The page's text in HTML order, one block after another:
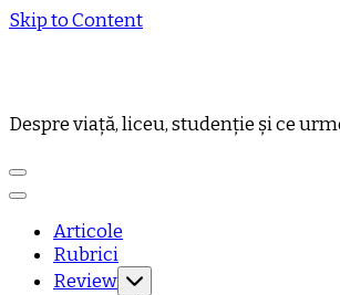
Skip to Content
Despre viață, liceu, studenție și ce
Articole
Rubrici
Review